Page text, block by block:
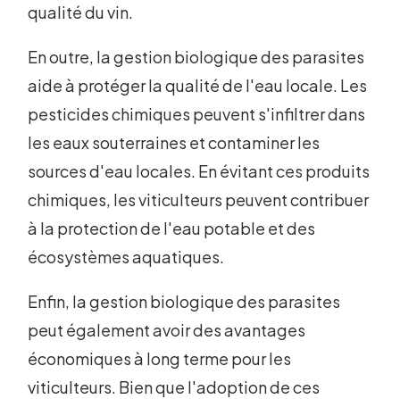
qualité du vin.
En outre, la gestion biologique des parasites
aide à protéger la qualité de l'eau locale. Les
pesticides chimiques peuvent s'infiltrer dans
les eaux souterraines et contaminer les
sources d'eau locales. En évitant ces produits
chimiques, les viticulteurs peuvent contribuer
à la protection de l'eau potable et des
écosystèmes aquatiques.
Enfin, la gestion biologique des parasites
peut également avoir des avantages
économiques à long terme pour les
viticulteurs. Bien que l'adoption de ces